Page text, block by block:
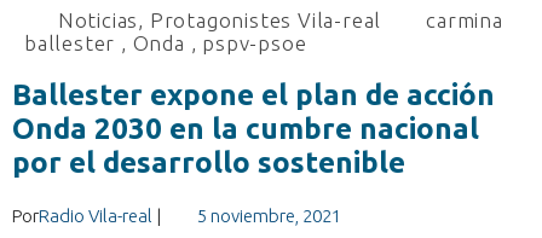
Noticias, Protagonistes Vila-real
carmina
ballester , Onda , pspv-psoe
Ballester expone el plan de acción
Onda 2030 en la cumbre nacional
por el desarrollo sostenible
PorRadio Vila-real | 5 noviembre, 2021